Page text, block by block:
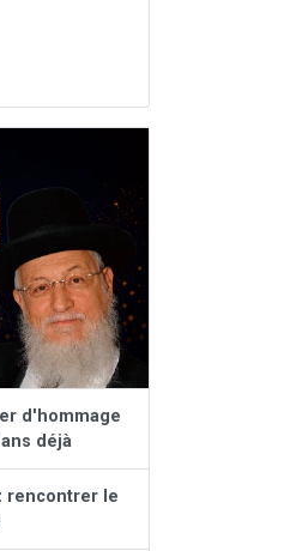
d'hommage
déjà
rencontrer le